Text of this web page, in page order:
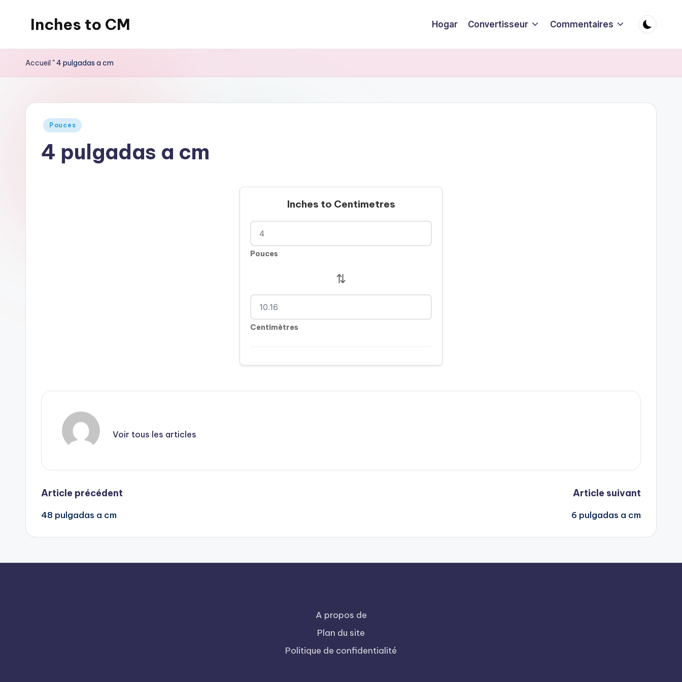
Inches to CM Hogar Convertisseur Commentaires
Accueil "4 pulgadas a cm
Publié
Pouces
4 pulgadas a cm
Inches to Centimetres
Pouces
⇅
Centimètres
Voir tous les articles
Navigation
postale
Article précédent
48 pulgadas a cm
Article suivant
6 pulgadas a cm
A propos de
Plan du site
Politique de confidentialité